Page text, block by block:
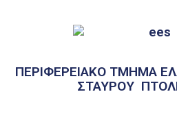
ΠΕΡΙΦΕΡΕΙΑΚΟ ΤΜΗΜΑ
ΣΤΑΥΡΟΥ